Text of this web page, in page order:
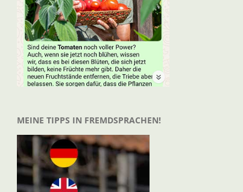
MEINE TIPPS IN FREMDSPRACHEN!